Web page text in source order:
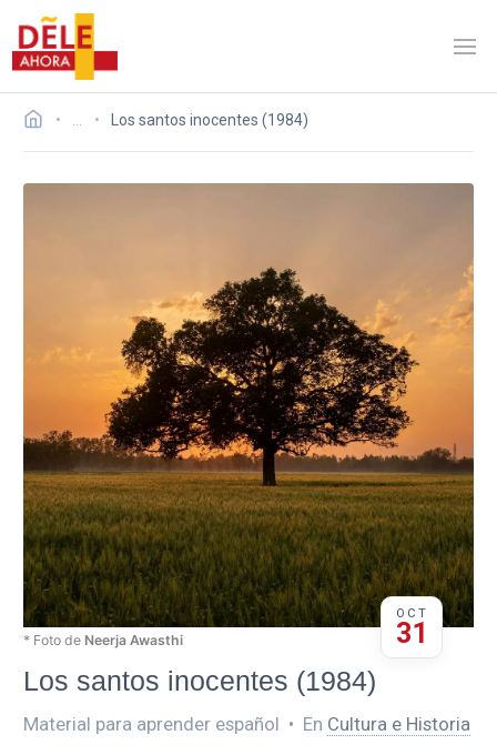
Los santos inocentes (1984)
* Foto de Neerja Awasthi
OCT
31
Los santos inocentes (1984)
Material para aprender español • En Cultura e Historia